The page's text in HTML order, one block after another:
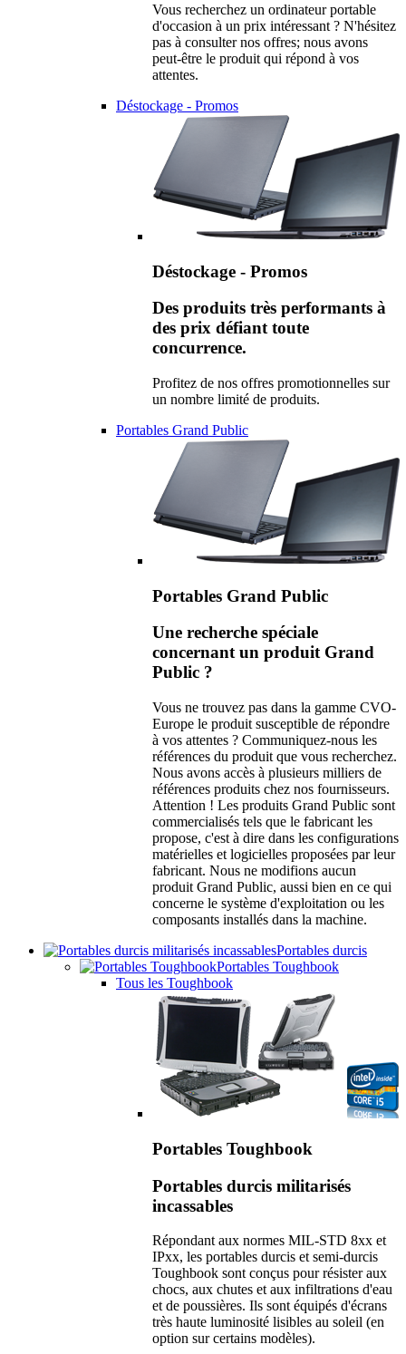
Vous recherchez un ordinateur portable
d'occasion à un prix intéressant ? N'hésitez
pas à consulter nos offres; nous avons
peut-être le produit qui répond à vos
attentes.
Déstockage - Promos
Déstockage - Promos
Des produits très performants à
des prix défiant toute
concurrence.
Profitez de nos offres promotionnelles sur
un nombre limité de produits.
Portables Grand Public
Portables Grand Public
Une recherche spéciale
concernant un produit Grand
Public ?
Vous ne trouvez pas dans la gamme CVO-
Europe le produit susceptible de répondre
à vos attentes ? Communiquez-nous les
références du produit que vous recherchez.
Nous avons accès à plusieurs milliers de
références produits chez nos fournisseurs.
Attention ! Les produits Grand Public sont
commercialisés tels que le fabricant les
propose, c'est à dire dans les configurations
matérielles et logicielles proposées par leur
fabricant. Nous ne modifions aucun
produit Grand Public, aussi bien en ce qui
concerne le système d'exploitation ou les
composants installés dans la machine.
Portables durcis
Portables Toughbook
Tous les Toughbook
Portables Toughbook
Portables durcis militarisés
incassables
Répondant aux normes MIL-STD 8xx et
IPxx, les portables durcis et semi-durcis
Toughbook sont conçus pour résister aux
chocs, aux chutes et aux infiltrations d'eau
et de poussières. Ils sont équipés d'écrans
très haute luminosité lisibles au soleil (en
option sur certains modèles).